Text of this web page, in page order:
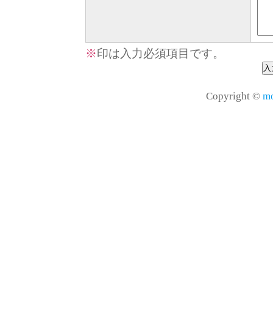
※印は入力必須項目です。
Copyright ©